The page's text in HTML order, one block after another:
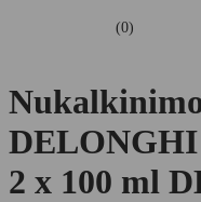
(0)
2 x 100 ml